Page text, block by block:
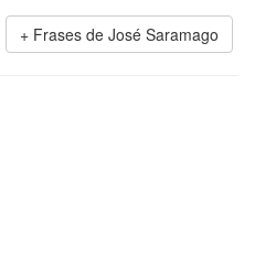
Frases de José Saramago